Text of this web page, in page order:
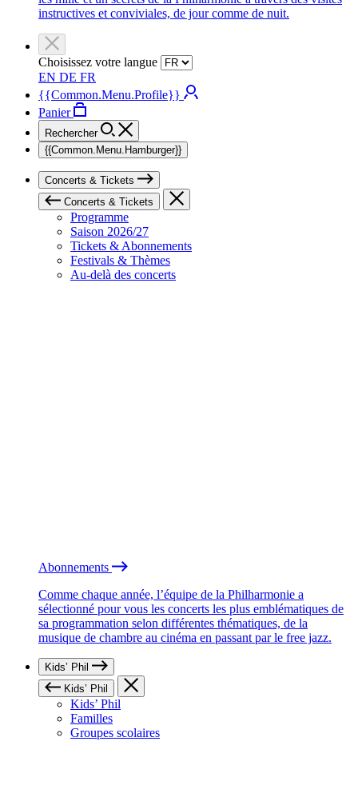
instructives et conviviales, de jour comme de nuit.
Choisissez votre langue
EN DE FR
{{Common.Menu.Profile}}
Panier
Rechercher
{{Common.Menu.Hamburger}}
Concerts & Tickets
Concerts & Tickets
Programme
Saison 2026/27
Tickets & Abonnements
Festivals & Thèmes
Au-delà des concerts
Abonnements
Comme chaque année, l’équipe de la Philharmonie a
sélectionné pour vous les concerts les plus emblématiques de
sa programmation selon différentes thématiques, de la
musique de chambre au cinéma en passant par le free jazz.
Kids’ Phil
Kids’ Phil
Kids’ Phil
Familles
Groupes scolaires